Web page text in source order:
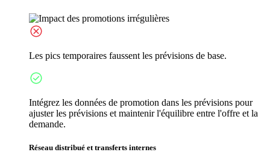
Les pics temporaires faussent les prévisions de base.
Intégrez les données de promotion dans les prévisions pour
ajuster les prévisions et maintenir l'équilibre entre l'offre et la
demande.
Réseau distribué et transferts internes